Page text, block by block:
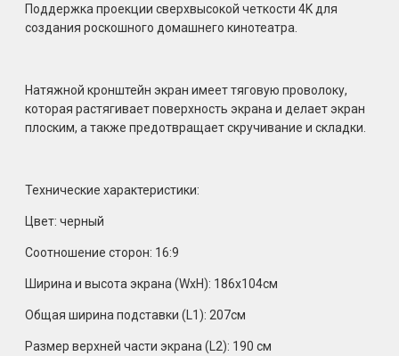
Поддержка проекции сверхвысокой четкости 4K для
создания роскошного домашнего кинотеатра.
Натяжной кронштейн экран имеет тяговую проволоку,
которая растягивает поверхность экрана и делает экран
плоским, а также предотвращает скручивание и складки.
Технические характеристики:
Цвет: черный
Соотношение сторон: 16:9
Ширина и высота экрана (WxH): 186х104см
Общая ширина подставки (L1): 207см
Размер верхней части экрана (L2): 190 см